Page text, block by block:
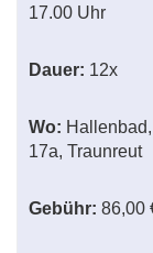
17.00 Uhr
Dauer: 12x
Wo:
17a, Traunreut
Gebühr: 86,00